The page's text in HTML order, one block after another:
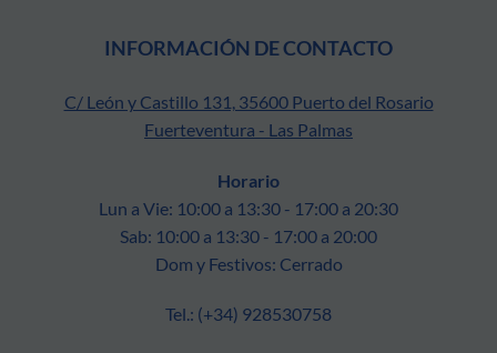
INFORMACIÓN DE CONTACTO
C/ León y Castillo 131, 35600 Puerto del Rosario
Fuerteventura - Las Palmas
Horario
Lun a Vie: 10:00 a 13:30 - 17:00 a 20:30
Sab: 10:00 a 13:30 - 17:00 a 20:00
Dom y Festivos: Cerrado
Tel.: (+34) 928530758